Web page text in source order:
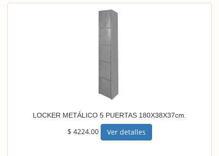
LOCKER METÁLICO 5 PUERTAS 180X38X37cm.
$ 4224.00 Ver detalles